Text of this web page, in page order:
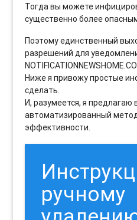
Тогда вы можете
существенно более
Поэтому единственный
разрешений для
Ниже я привожу простые
сделать.
И, разумеется, я предлагаю
автоматизированный
эффективности.
ручному